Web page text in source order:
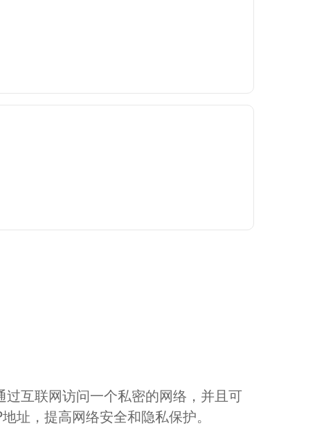
过互联网访问一个私密的网络，并且可
址，提高网络安全和隐私保护。